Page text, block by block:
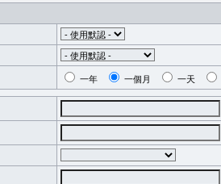
一年 一個月 一天